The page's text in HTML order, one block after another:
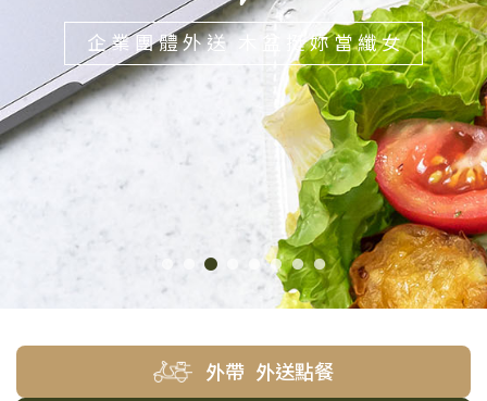
企業團體外送 木盆挺妳當纖女
輕盈均衡美一天
新鮮沙拉 本島宅配到家
構築城市綠洲
今日的輕盈 木盆都準備好了！
發現新鮮蔬食最樸實純淨的美味
外帶 外送點餐